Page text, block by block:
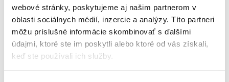
webové stránky, poskytujeme aj našim partnerom v
oblasti sociálnych médií, inzercie a analýzy. Títo partneri
môžu príslušné informácie skombinovať s ďalšími
údajmi, ktoré ste im poskytli alebo ktoré od vás získali,
keď ste používali ich služby.
Fotky našich zákazníkovPozri ďalšie fotografie
Popis